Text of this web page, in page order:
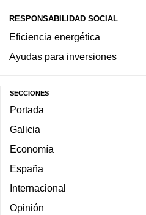
RESPONSABILIDAD SOCIAL
Eficiencia energética
Ayudas para inversiones
SECCIONES
Portada
Galicia
Economía
España
Internacional
Opinión